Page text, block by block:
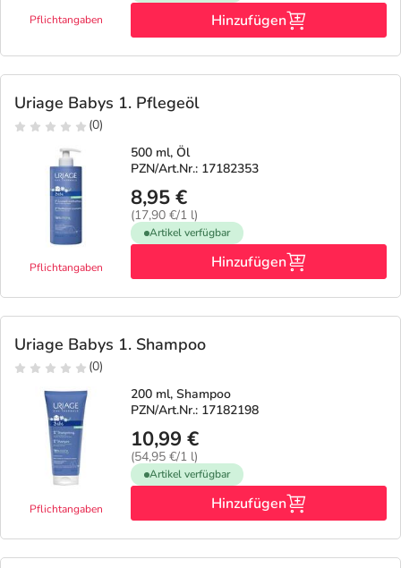
Pflichtangaben Hinzufügen
Uriage Babys 1. Pflegeöl
(0)
Pflichtangaben
500 ml, Öl
PZN/Art.Nr.: 17182353
8,95 €
(17,90 €/1 l)
Artikel verfügbar
Hinzufügen
Uriage Babys 1. Shampoo
(0)
Pflichtangaben
200 ml, Shampoo
PZN/Art.Nr.: 17182198
10,99 €
(54,95 €/1 l)
Artikel verfügbar
Hinzufügen